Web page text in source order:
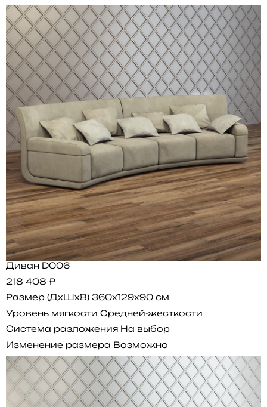
Диван D006
218 408 ₽
Размер (ДхШхВ) 360x129x90 см
Уровень мягкости Средней-жесткости
Система разложения На выбор
Изменение размера Возможно